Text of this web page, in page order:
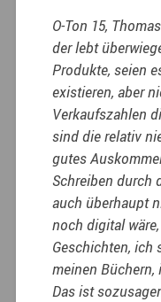
O-Ton 15,
der lebt
Produkte, seien
existieren, aber
Verkaufszahlen
sind die relativ
gutes
Schreiben durch
auch überhaupt
noch digital
Geschichten, ich
meinen Büchern,
Das ist